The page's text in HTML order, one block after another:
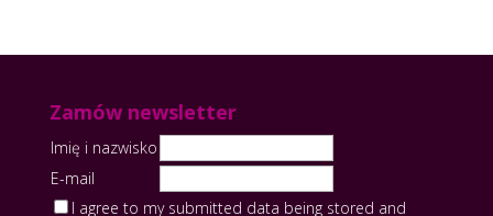
Zamów newsletter
Imię i nazwisko
E-mail
I agree to my submitted data being stored and